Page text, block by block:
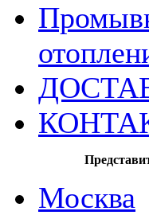
Москва